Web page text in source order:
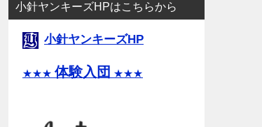
小針ヤンキーズHPはこちらから
小針ヤンキーズHP
★★★ 体験入団 ★★★